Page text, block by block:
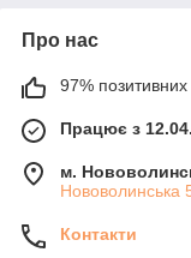
Про нас
97% позитивних
Працює з
м.
Нововолинська
Контакти